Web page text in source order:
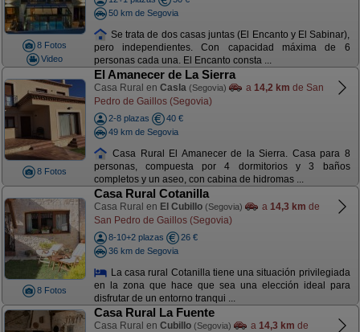
8 Fotos
Video
50 km de Segovia
Se trata de dos casas juntas (El Encanto y El Sabinar),
pero independientes. Con capacidad máxima de 6
personas cada una. El Encanto consta ...
8 Fotos
El Amanecer de La Sierra
Casa Rural en Casla (Segovia) a 14,2 km de San
Pedro de Gaillos (Segovia)
2-8 plazas
40 €
49 km de Segovia
Casa Rural El Amanecer de la Sierra. Casa para 8
personas, compuesta por 4 dormitorios y 3 baños
completos y un aseo, con cabina de hidromas ...
8 Fotos
Casa Rural Cotanilla
Casa Rural en El Cubillo (Segovia) a 14,3 km de
San Pedro de Gaillos (Segovia)
8-10+2 plazas
26 €
36 km de Segovia
La casa rural Cotanilla tiene una situación privilegiada
en la zona que hace que sea una elección ideal para
disfrutar de un entorno tranqui ...
Casa Rural La Fuente
Casa Rural en Cubillo (Segovia) a 14,3 km de